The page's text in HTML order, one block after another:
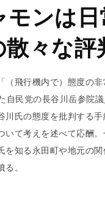
モンは
々な評
（飛行機内で）態度の
自民党の長谷川岳参院
川氏の態度を批判する
いて考えを述べて応酬
を知る永田町や地元の
。